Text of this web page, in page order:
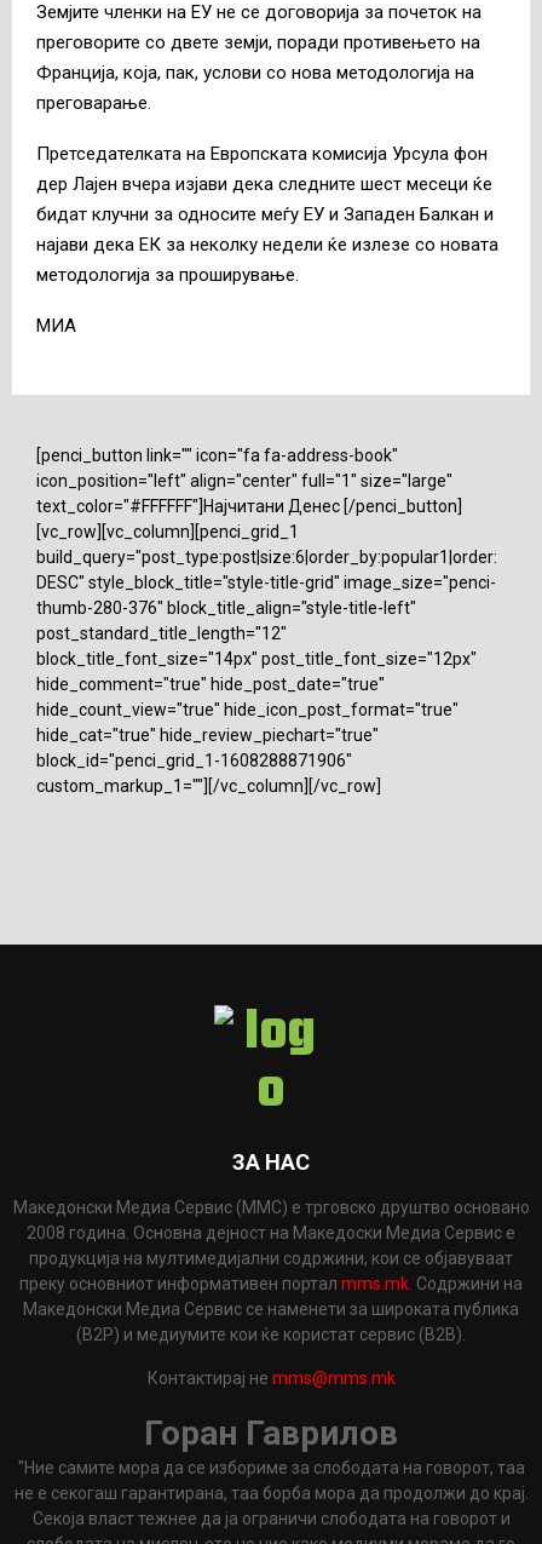
Земјите членки на ЕУ не се договорија за почеток на
преговорите со двете земји, поради противењето на
Франција, која, пак, услови со нова методологија на
преговарање.
Претседателката на Европската комисија Урсула фон
дер Лајен вчера изјави дека следните шест месеци ќе
бидат клучни за односите меѓу ЕУ и Западен Балкан и
најави дека ЕК за неколку недели ќе излезе со новата
методологија за проширување.
МИА
[penci_button link="" icon="fa fa-address-book"
icon_position="left" align="center" full="1" size="large"
text_color="#FFFFFF"]Најчитани Денес [/penci_button]
[vc_row][vc_column][penci_grid_1
build_query="post_type:post|size:6|order_by:popular1|order:
DESC" style_block_title="style-title-grid" image_size="penci-
thumb-280-376" block_title_align="style-title-left"
post_standard_title_length="12"
block_title_font_size="14px" post_title_font_size="12px"
hide_comment="true" hide_post_date="true"
hide_count_view="true" hide_icon_post_format="true"
hide_cat="true" hide_review_piechart="true"
block_id="penci_grid_1-1608288871906"
custom_markup_1=""][/vc_column][/vc_row]
ЗА НАС
Македонски Медиа Сервис (ММС) е трговско друштво основано
2008 година. Основна дејност на Македоски Медиа Сервис е
продукција на мултимедијални содржини, кои се објавуваат
преку основниот информативен портал mms.mk . Содржини на
Македонски Медиа Сервис се наменети за широката публика
(B2P) и медиумите кои ќе користат сервис (B2B).
Контактирај не mms@mms.mk
Горан Гаврилов
"Ние самите мора да се избориме за слободата на говорот, таа
не е секогаш гарантирана, таа борба мора да продолжи до крај.
Секоја власт тежнее да ја ограничи слободата на говорот и